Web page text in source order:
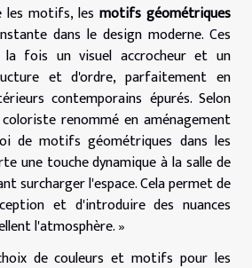
les motifs, les motifs géométriques
dans le design moderne. Ces
fois un visuel accrocheur et un
et d'ordre, parfaitement en
contemporains épurés. Selon
renommé en aménagement
de motifs géométriques dans les
une touche dynamique à la salle de
surcharger l'espace. Cela permet de
et d'introduire des nuances
l'atmosphère. »
de couleurs et motifs pour les